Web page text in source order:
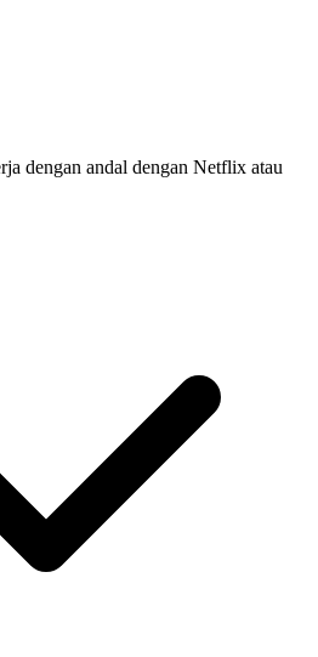
dengan andal dengan Netflix atau